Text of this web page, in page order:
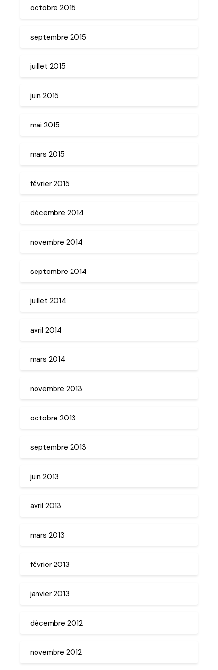
octobre 2015
septembre 2015
juillet 2015
juin 2015
mai 2015
mars 2015
février 2015
décembre 2014
novembre 2014
septembre 2014
juillet 2014
avril 2014
mars 2014
novembre 2013
octobre 2013
septembre 2013
juin 2013
avril 2013
mars 2013
février 2013
janvier 2013
décembre 2012
novembre 2012